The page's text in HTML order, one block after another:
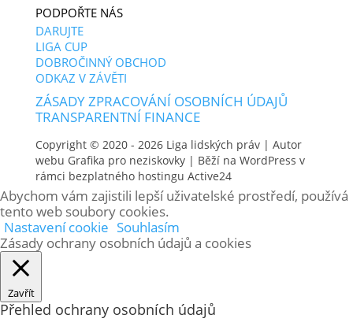
PODPOŘTE NÁS
DARUJTE
LIGA CUP
DOBROČINNÝ OBCHOD
ODKAZ V ZÁVĚTI
ZÁSADY ZPRACOVÁNÍ OSOBNÍCH ÚDAJŮ
TRANSPARENTNÍ FINANCE
Copyright © 2020 - 2026 Liga lidských práv| Autor
webu Grafika pro neziskovky| Běží na WordPress v
rámci bezplatného hostingu Active24
Abychom vám zajistili lepší uživatelské prostředí, používá
tento web soubory cookies.
Nastavení cookie Souhlasím
Zásady ochrany osobních údajů a cookies
Zavřít
Přehled ochrany osobních údajů